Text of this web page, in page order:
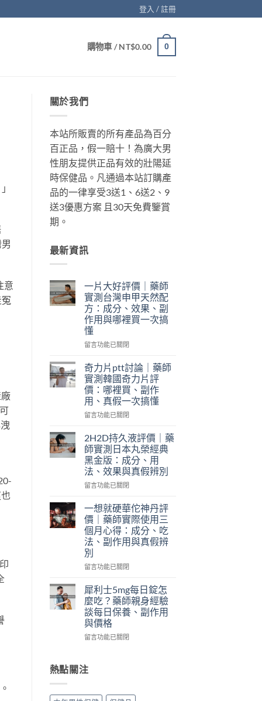
登入 / 註冊
購物車 /NT$0.00 0
意
關於我們
本站所販賣的所有產品為百分
百正品，假一賠十！為廣大男
性朋友提供正品有效的壯陽延
時保健品。凡通過本站訂購產
品的一律享受3送1、6送2、9
送3優惠方案 且30天免費鑒賞
期。
最新資訊
一片大好評價｜藥師
實測台灣申甲天然配
方：成分、效果、副
作用與哪裡買一次搞
懂
在
片
大
好
評
價
｜
師
實
測
台
灣
申
然
配
方：
成
分、
效
作
用
與
哪
裡
次
搞
留言功能已關閉
奇力片ptt討論｜藥師
實測韓國奇力片評
價：哪裡買、副作
用、真假一次搞懂
在
力
片
ptt
討
論
｜
實
測
韓
國
奇
力
價：
哪
裡
買、
副
真
假
次
留言功能已關閉
2H2D持久液評價｜藥
師實測日本丸榮經典
黑金版：成分、用
法、效果與真假辨別
在
久
液
評
價
｜
藥
實
測
日
本
丸
榮
黑
金
成
留言功能已關閉
一想就硬華佗神丹評
價｜藥師實際使用三
個月心得：成分、吃
法、副作用與真假辨
別
在
想
就
硬
華
佗
神
價
｜
師
留言功能已關閉
犀利士5mg每日錠怎
麼吃？藥師親身經驗
談每日保養、副作用
與價格
在
士
5mg
日
留言功能已關閉
熱點關注